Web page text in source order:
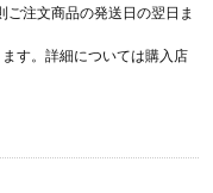
注文商品の発送日の翌日ま
す。詳細については購入店